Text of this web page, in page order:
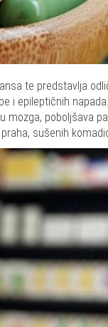
te predstavlja
i epileptičnih
poboljšava
sušenih